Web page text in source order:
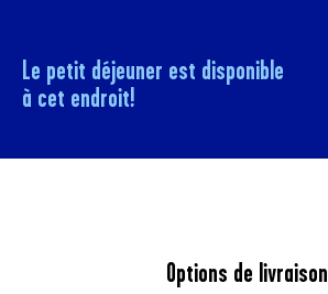
Le petit déjeuner est disponible
à cet endroit!
Options de livraison